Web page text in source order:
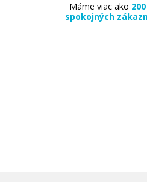
Máme viac ako
spokojných